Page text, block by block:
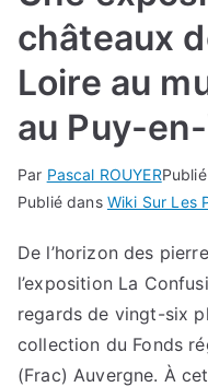
châteaux
Loire au
au Puy-
Par Pascal ROUYER
Publié dans Wiki Sur Les
De l’horizon des
l’exposition La
regards de vingt-six
collection du Fonds
(Frac) Auvergne. À